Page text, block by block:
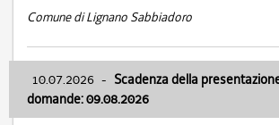
Comune di Lignano Sabbiadoro
10.07.2026 - Scadenza della
domande: 09.08.2026